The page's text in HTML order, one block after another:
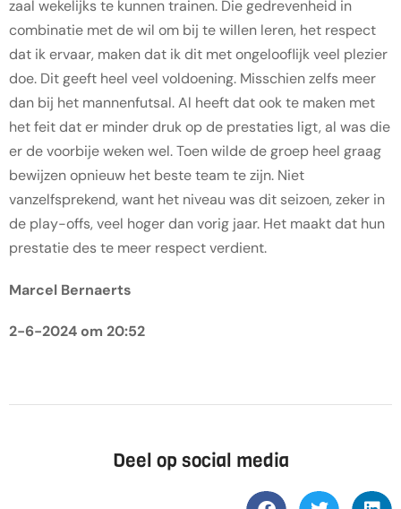
zaal wekelijks te kunnen trainen. Die gedrevenheid in
combinatie met de wil om bij te willen leren, het respect
dat ik ervaar, maken dat ik dit met ongelooflijk veel plezier
doe. Dit geeft heel veel voldoening. Misschien zelfs meer
dan bij het mannenfutsal. Al heeft dat ook te maken met
het feit dat er minder druk op de prestaties ligt, al was die
er de voorbije weken wel. Toen wilde de groep heel graag
bewijzen opnieuw het beste team te zijn. Niet
vanzelfsprekend, want het niveau was dit seizoen, zeker in
de play-offs, veel hoger dan vorig jaar. Het maakt dat hun
prestatie des te meer respect verdient.
Marcel Bernaerts
2-6-2024 om 20:52
Deel op social media